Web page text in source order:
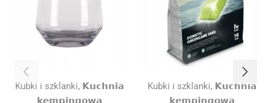
Kubki i szklanki, 𝗞𝘂𝗰𝗵𝗻𝗶𝗮
𝗸𝗲𝗺𝗽𝗶𝗻𝗴𝗼𝘄𝗮
Kubki i szklanki, 𝗞𝘂𝗰𝗵𝗻𝗶𝗮
𝗸𝗲𝗺𝗽𝗶𝗻𝗴𝗼𝘄𝗮